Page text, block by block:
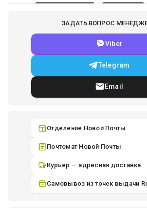
ЗАДАТЬ ВОПРОС
Viber
Telegram
Email
Отделение Новой Почты
Почтомат Новой Почты
Курьер — адресная доставка
Самовывоз из точек выдачи